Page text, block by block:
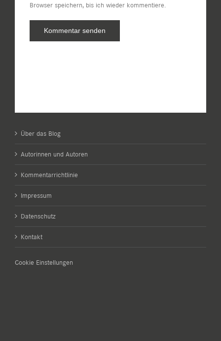
Browser speichern, bis ich wieder kommentiere.
Über das Blog
Autorinnen und Autoren
Kommentarrichtlinie
Impressum
Datenschutz
Kontakt
Cookie Einstellungen